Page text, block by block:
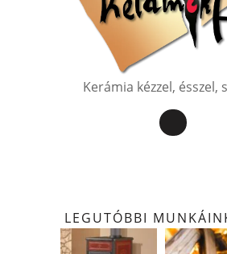
Kerámia kézzel, ésszel,
LEGUTÓBBI